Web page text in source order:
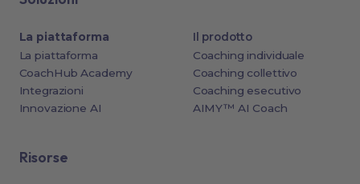
La piattaforma
La piattaforma
CoachHub Academy
Integrazioni
Innovazione AI
Il prodotto
Coaching individuale
Coaching collettivo
Coaching esecutivo
AIMY™ AI Coach
Risorse